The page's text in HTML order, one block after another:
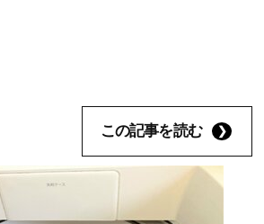
この記事を読む